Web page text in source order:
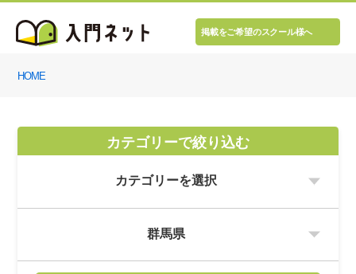
掲載をご希望のスクール様へ
HOME
カテゴリーで絞り込む